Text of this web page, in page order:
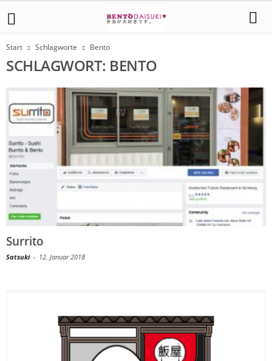
Start Schlagworte Bento
SCHLAGWORT: BENTO
Surrito
Satsuki - 12. Januar 2018